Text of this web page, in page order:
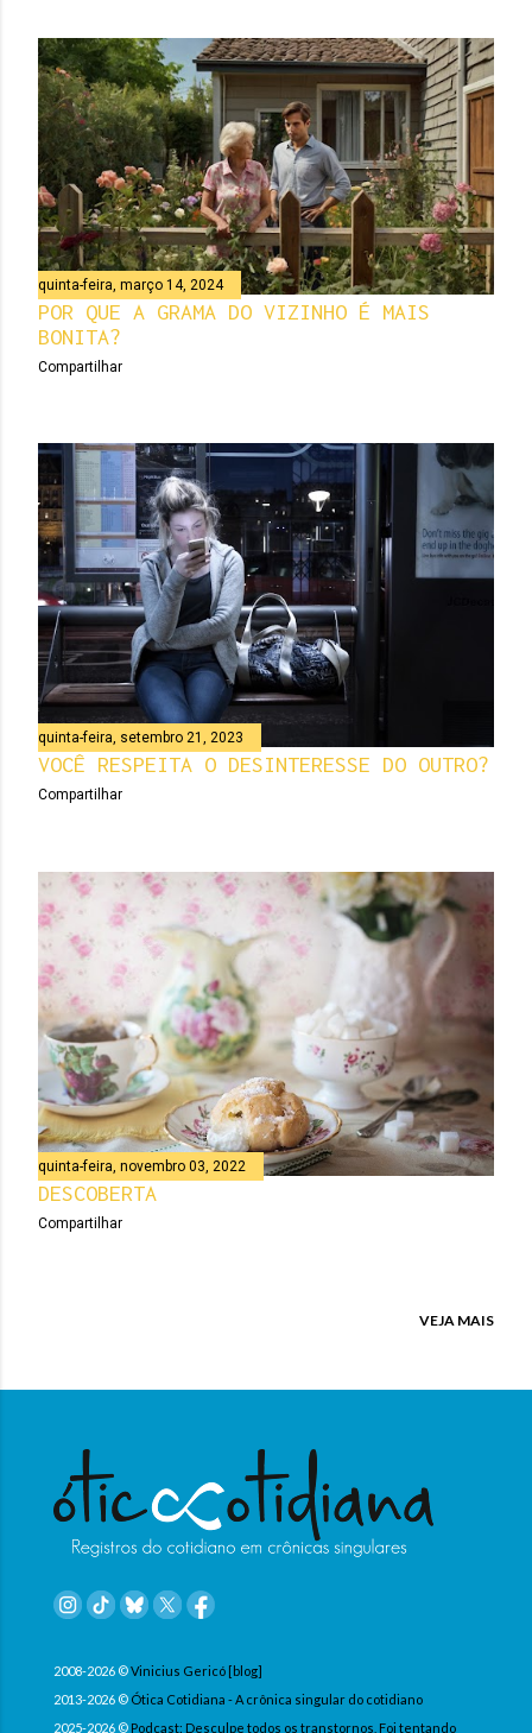
quinta-feira, março 14, 2024
POR QUE A GRAMA DO VIZINHO É MAIS
BONITA?
Compartilhar
quinta-feira, setembro 21, 2023
VOCÊ RESPEITA O DESINTERESSE DO OUTRO?
Compartilhar
quinta-feira, novembro 03, 2022
DESCOBERTA
Compartilhar
VEJA MAIS
2008-2026 ©Vinicius Gericó [blog]
2013-2026 © Ótica Cotidiana - A crônica singular do cotidiano
2025-2026 © Podcast: Desculpe todos os transtornos, Foi tentando